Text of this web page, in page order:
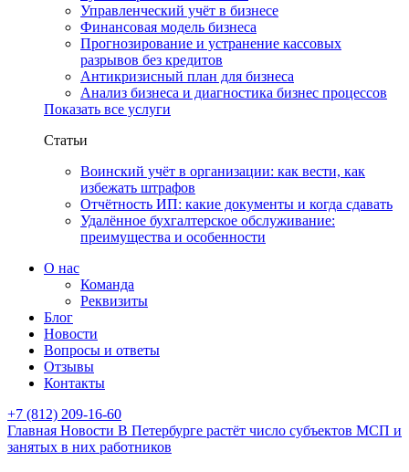
Управленческий учёт в бизнесе
Финансовая модель бизнеса
Прогнозирование и устранение кассовых
разрывов без кредитов
Антикризисный план для бизнеса
Анализ бизнеса и диагностика бизнес процессов
Показать все услуги
Статьи
Воинский учёт в организации: как вести, как
избежать штрафов
Отчётность ИП: какие документы и когда сдавать
Удалённое бухгалтерское обслуживание:
преимущества и особенности
О нас
Команда
Реквизиты
Блог
Новости
Вопросы и ответы
Отзывы
Контакты
+7 (812) 209-16-60
Главная Новости В Петербурге растёт число субъектов МСП и
занятых в них работников